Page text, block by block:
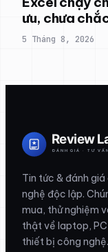
ưu, chưa
5 Tháng 8, 2026
Tin tức & đánh giá
nghệ độc lập.
mua, thử nghiệm
thật về laptop,
thiết bị công nghệ.